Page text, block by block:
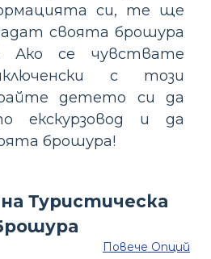
си, те ще
своята брошура
Ако се чувствате
с този
детето си да
екскурзовод и да
брошура!
Повече Опций